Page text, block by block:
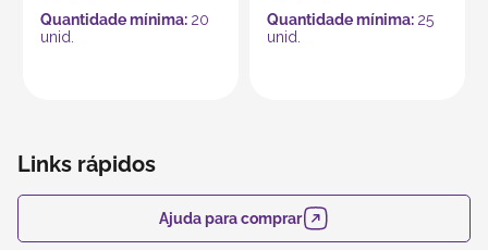
Quantidade mínima: 20
unid.
Quantidade mínima: 25
unid.
Links rápidos
Ajuda para comprar